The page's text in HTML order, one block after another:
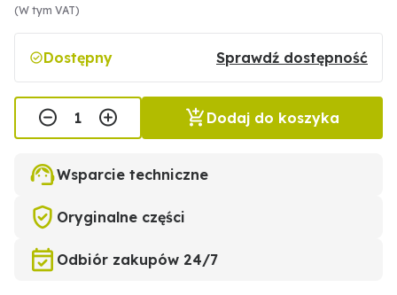
(W tym VAT)
Dostępny Sprawdź dostępność
Dodaj do koszyka
Wsparcie techniczne
Oryginalne części
Odbiór zakupów 24/7